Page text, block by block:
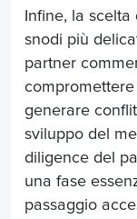
Infine, la
snodi più
partner
generare
sviluppo del
diligence del
una fase
passaggio